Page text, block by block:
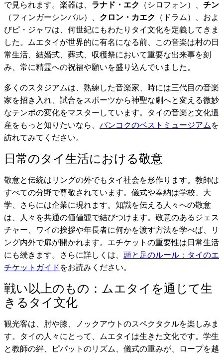
で見られます。楽器は、 ラナド・エク （シロフォン）、 チン
（フィンガーシンバル）、 クロン・カエク
（ドラム）、およ
びピ・ジャワは、何世紀にもわたりタイ文化を定義してきま
した。ムエタイが世界的に有名になる前、この音楽は村の日
常生活、結婚式、葬式、収穫祭において重要な出来事を刻
み、常に精霊への祝福や願いを盛り込んでいました。
多くのスタジアムは、熟練した音楽家、時には三代目の音楽
家を招き入れ、試合をスポーツから神聖な劇へと変える微妙
なテンポの変化をマスターしています。タイの音楽と文化遺
産をもっと知りたいなら、 バンコクのベストミュージアム を
訪れてみてください。
日常のタイ生活における敬意
敬意と伝統はリングの外でもタイ社会を形作ります。教師は
すべての分野で尊敬されています。儀式や奉納は学校、大
学、さらには企業に現れます。知識を伝える人々への敬意
は、人々を共通の価値観で結びつけます。敬意のあるジェス
チャー、ワイの挨拶や年長者に何かを渡す方法を学べば、リ
ング内外で扉が開かれます。エチケットの重要性は日常生活
にも続きます。さらに詳しくは、 頭と足のルール：タイのエ
チケットガイド をお読みください。
戦い以上のもの：ムエタイを通じて生
きるタイ文化
観光客は、肘や膝、ノックアウトのスペクタクルを楽しみま
す。タイの人々にとって、ムエタイは生きた文化です。学生
と教師の絆、ピパットのリズム、儀式の重みが、ロープを越